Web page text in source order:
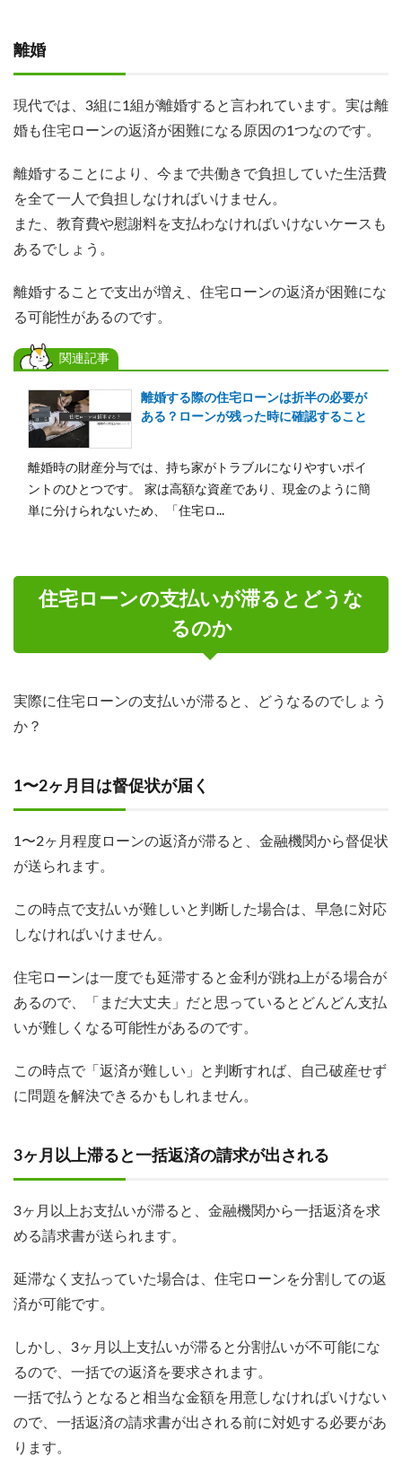
離婚
現代では、3組に1組が離婚すると言われています。実は離
婚も住宅ローンの返済が困難になる原因の1つなのです。
離婚することにより、今まで共働きで負担していた生活費
を全て一人で負担しなければいけません。
また、教育費や慰謝料を支払わなければいけないケースも
あるでしょう。
離婚することで支出が増え、住宅ローンの返済が困難にな
る可能性があるのです。
関連記事
離婚する際の住宅ローンは折半の必要が
ある？ローンが残った時に確認すること
離婚時の財産分与では、持ち家がトラブルになりやすいポイ
ントのひとつです。 家は高額な資産であり、現金のように簡
単に分けられないため、「住宅ロ...
住宅ローンの支払いが滞るとどうな
るのか
実際に住宅ローンの支払いが滞ると、どうなるのでしょう
か？
1〜2ヶ月目は督促状が届く
1〜2ヶ月程度ローンの返済が滞ると、金融機関から督促状
が送られます。
この時点で支払いが難しいと判断した場合は、早急に対応
しなければいけません。
住宅ローンは一度でも延滞すると金利が跳ね上がる場合が
あるので、「まだ大丈夫」だと思っているとどんどん支払
いが難しくなる可能性があるのです。
この時点で「返済が難しい」と判断すれば、自己破産せず
に問題を解決できるかもしれません。
3ヶ月以上滞ると一括返済の請求が出される
3ヶ月以上お支払いが滞ると、金融機関から一括返済を求
める請求書が送られます。
延滞なく支払っていた場合は、住宅ローンを分割しての返
済が可能です。
しかし、3ヶ月以上支払いが滞ると分割払いが不可能にな
るので、一括での返済を要求されます。
一括で払うとなると相当な金額を用意しなければいけない
ので、一括返済の請求書が出される前に対処する必要があ
ります。